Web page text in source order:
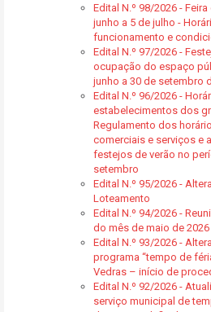
Edital N.º 98/2026 -
junho a 5 de julho -
funcionamento e
Edital N.º 97/2026 -
ocupação do espaço
junho a 30 de setembro
Edital N.º 96/2026 -
estabelecimentos dos
Regulamento dos
comerciais e serviços e
festejos de verão no
setembro
Edital N.º 95/2026 -
Loteamento
Edital N.º 94/2026 -
do mês de maio de 2026
Edital N.º 93/2026 -
programa “tempo de
Vedras – início de
Edital N.º 92/2026 -
serviço municipal de